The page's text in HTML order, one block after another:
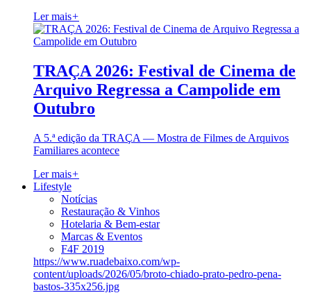
Ler mais+
TRAÇA 2026: Festival de Cinema de
Arquivo Regressa a Campolide em
Outubro
A 5.ª edição da TRAÇA — Mostra de Filmes de Arquivos
Familiares acontece
Ler mais+
Lifestyle
Notícias
Restauração & Vinhos
Hotelaria & Bem-estar
Marcas & Eventos
F4F 2019
https://www.ruadebaixo.com/wp-
content/uploads/2026/05/broto-chiado-prato-pedro-pena-
bastos-335x256.jpg